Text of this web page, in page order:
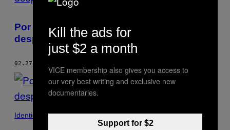
Por qué algunas personas lloran justo
después de follar
02.27.17
Identidad
Kill the ads for
just $2 a month
VICE membership also gives you access to
our very best writing and exclusive new
documentaries.
Support for $2